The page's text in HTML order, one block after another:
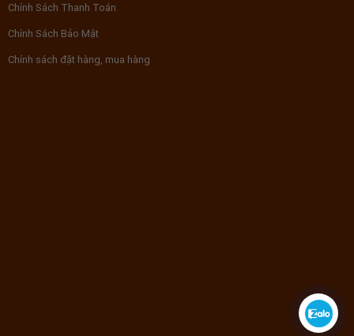
Chính Sách Thanh Toán
Chính Sách Bảo Mật
Chính sách đặt hàng, mua hàng